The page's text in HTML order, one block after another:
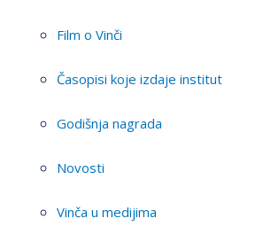
Film o Vinči
Časopisi koje izdaje institut
Godišnja nagrada
Novosti
Vinča u medijima